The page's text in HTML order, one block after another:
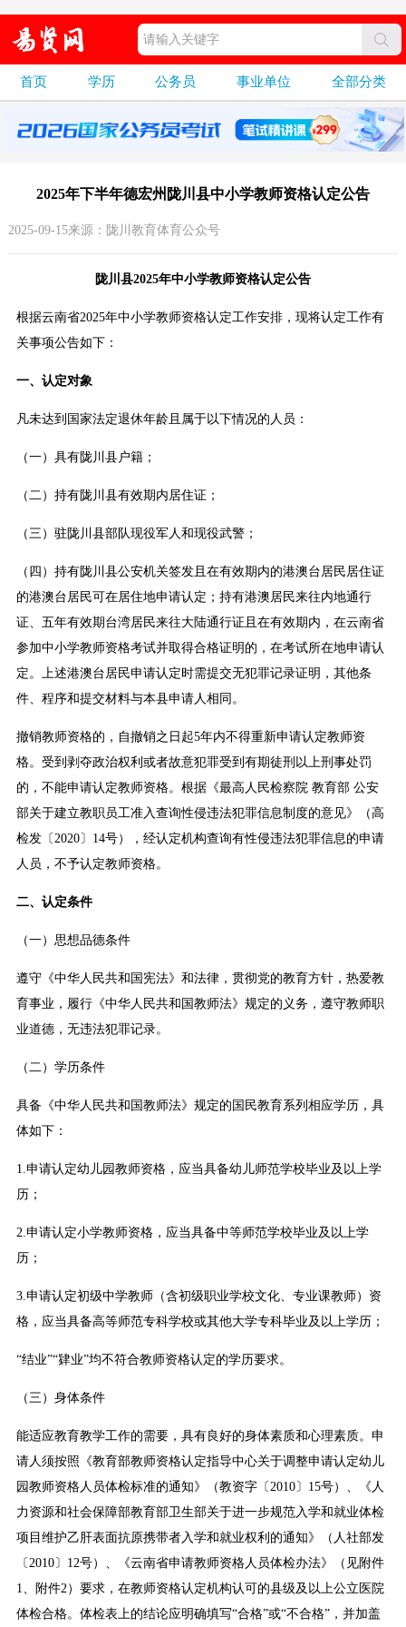
首页 学历 公务员 事业单位 全部分类
2025年下半年德宏州陇川县中小学教师资格认定公告
2025-09-15来源：陇川教育体育公众号
陇川县2025年中小学教师资格认定公告
根据云南省2025年中小学教师资格认定工作安排，现将认定工作有
关事项公告如下：
一、认定对象
凡未达到国家法定退休年龄且属于以下情况的人员：
（一）具有陇川县户籍；
（二）持有陇川县有效期内居住证；
（三）驻陇川县部队现役军人和现役武警；
（四）持有陇川县公安机关签发且在有效期内的港澳台居民居住证
的港澳台居民可在居住地申请认定；持有港澳居民来往内地通行
证、五年有效期台湾居民来往大陆通行证且在有效期内，在云南省
参加中小学教师资格考试并取得合格证明的，在考试所在地申请认
定。上述港澳台居民申请认定时需提交无犯罪记录证明，其他条
件、程序和提交材料与本县申请人相同。
撤销教师资格的，自撤销之日起5年内不得重新申请认定教师资
格。受到剥夺政治权利或者故意犯罪受到有期徒刑以上刑事处罚
的，不能申请认定教师资格。根据《最高人民检察院 教育部 公安
部关于建立教职员工准入查询性侵违法犯罪信息制度的意见》（高
检发〔2020〕14号），经认定机构查询有性侵违法犯罪信息的申请
人员，不予认定教师资格。
二、认定条件
（一）思想品德条件
遵守《中华人民共和国宪法》和法律，贯彻党的教育方针，热爱教
育事业，履行《中华人民共和国教师法》规定的义务，遵守教师职
业道德，无违法犯罪记录。
（二）学历条件
具备《中华人民共和国教师法》规定的国民教育系列相应学历，具
体如下：
1.申请认定幼儿园教师资格，应当具备幼儿师范学校毕业及以上学
历；
2.申请认定小学教师资格，应当具备中等师范学校毕业及以上学
历；
3.申请认定初级中学教师（含初级职业学校文化、专业课教师）资
格，应当具备高等师范专科学校或其他大学专科毕业及以上学历；
“结业”“肄业”均不符合教师资格认定的学历要求。
（三）身体条件
能适应教育教学工作的需要，具有良好的身体素质和心理素质。申
请人须按照《教育部教师资格认定指导中心关于调整申请认定幼儿
园教师资格人员体检标准的通知》（教资字〔2010〕15号）、《人
力资源和社会保障部教育部卫生部关于进一步规范入学和就业体检
项目维护乙肝表面抗原携带者入学和就业权利的通知》（人社部发
〔2010〕12号）、《云南省申请教师资格人员体检办法》（见附件
1、附件2）要求，在教师资格认定机构认可的县级及以上公立医院
体检合格。体检表上的结论应明确填写“合格”或“不合格”，并加盖